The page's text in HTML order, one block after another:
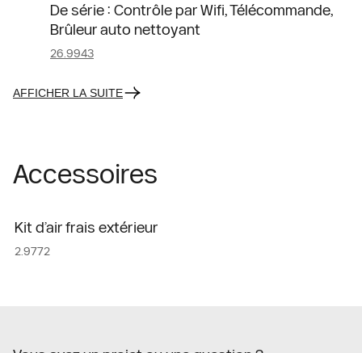
De série : Contrôle par Wifi, Télécommande,
Brûleur auto nettoyant
26.9943
AFFICHER LA SUITE
Accessoires
Kit d’air frais extérieur
2.9772